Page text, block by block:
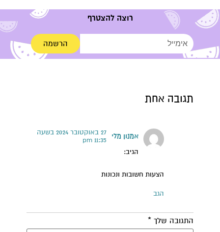
רוצה להצטרף
הרשמה
תגובה אחת
אמנון מלי
27 באוקטובר 2024 בשעה
11:35 pm
הצעות חשובות ונכונות
התגובה שלך